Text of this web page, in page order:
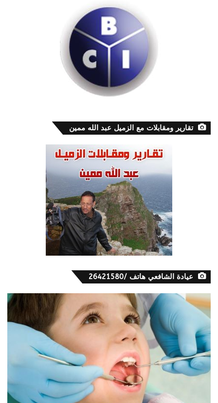
تقارير ومقابلات مع الزميل عبد الله ممين
عيادة الشافعي هاتف /26421580